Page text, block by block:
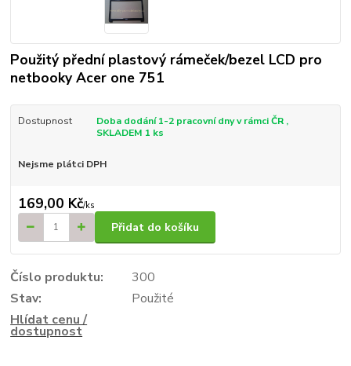
Použitý přední plastový rámeček/bezel LCD pro
netbooky Acer one 751
Dostupnost
Doba dodání 1-2 pracovní dny v rámci ČR ,
SKLADEM 1 ks
Nejsme plátci DPH
169,00 Kč/ks
Přidat do košíku
Číslo produktu:
300
Stav:
Použité
Hlídat cenu /
dostupnost